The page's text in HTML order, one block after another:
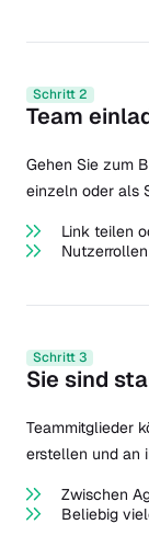
Schritt 2
Team
Gehen Sie zum
einzeln oder als
Link teilen
Schritt 3
Sie sind
Teammitglieder
erstellen und an
Zwischen
Beliebig